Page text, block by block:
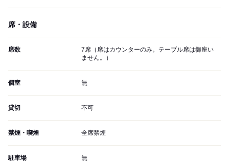
席・設備
席数
7席（席はカウンターのみ。テーブル席は御座い
ません。）
個室 無
貸切 不可
禁煙・喫煙 全席禁煙
駐車場 無